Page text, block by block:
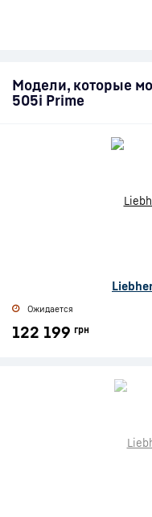
Модели, которые
505i Prime
Ожидается
122 199 грн